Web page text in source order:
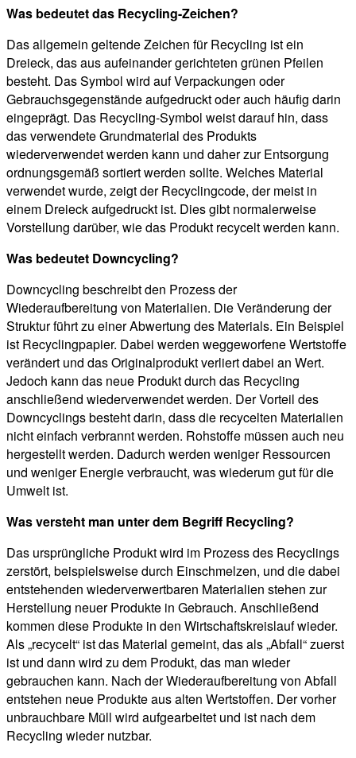
Was bedeutet das Recycling-Zeichen?
Das allgemein geltende Zeichen für Recycling ist ein
Dreieck, das aus aufeinander gerichteten grünen Pfeilen
besteht. Das Symbol wird auf Verpackungen oder
Gebrauchsgegenstände aufgedruckt oder auch häufig darin
eingeprägt. Das Recycling-Symbol weist darauf hin, dass
das verwendete Grundmaterial des Produkts
wiederverwendet werden kann und daher zur Entsorgung
ordnungsgemäß sortiert werden sollte. Welches Material
verwendet wurde, zeigt der Recyclingcode, der meist in
einem Dreieck aufgedruckt ist. Dies gibt normalerweise
Vorstellung darüber, wie das Produkt recycelt werden kann.
Was bedeutet Downcycling?
Downcycling beschreibt den Prozess der
Wiederaufbereitung von Materialien. Die Veränderung der
Struktur führt zu einer Abwertung des Materials. Ein Beispiel
ist Recyclingpapier. Dabei werden weggeworfene Wertstoffe
verändert und das Originalprodukt verliert dabei an Wert.
Jedoch kann das neue Produkt durch das Recycling
anschließend wiederverwendet werden. Der Vorteil des
Downcyclings besteht darin, dass die recycelten Materialien
nicht einfach verbrannt werden. Rohstoffe müssen auch neu
hergestellt werden. Dadurch werden weniger Ressourcen
und weniger Energie verbraucht, was wiederum gut für die
Umwelt ist.
Was versteht man unter dem Begriff Recycling?
Das ursprüngliche Produkt wird im Prozess des Recyclings
zerstört, beispielsweise durch Einschmelzen, und die dabei
entstehenden wiederverwertbaren Materialien stehen zur
Herstellung neuer Produkte in Gebrauch. Anschließend
kommen diese Produkte in den Wirtschaftskreislauf wieder.
Als „recycelt“ ist das Material gemeint, das als „Abfall“ zuerst
ist und dann wird zu dem Produkt, das man wieder
gebrauchen kann. Nach der Wiederaufbereitung von Abfall
entstehen neue Produkte aus alten Wertstoffen. Der vorher
unbrauchbare Müll wird aufgearbeitet und ist nach dem
Recycling wieder nutzbar.